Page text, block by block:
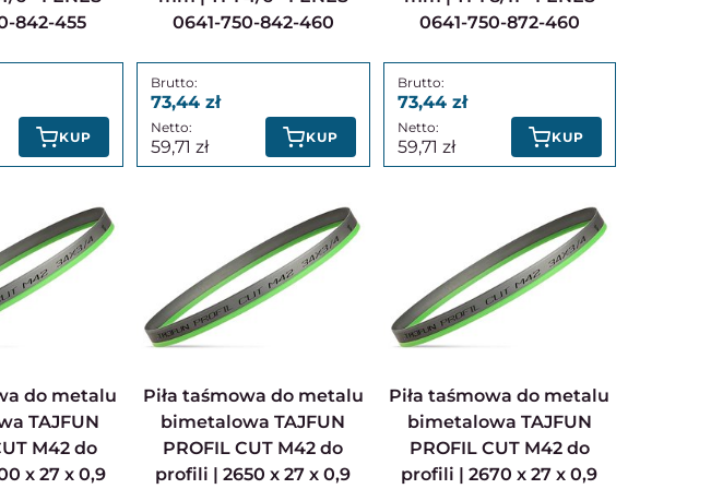
842-455
KUP
0641-750-842-460
73,44
59,71 KUP
0641-750-872-460
73,44
59,71 KUP
TAJFUN
M42 do
x 27 x 0,9
Piła taśmowa do metalu
bimetalowa TAJFUN
PROFIL CUT M42 do
profili | 2650 x 27 x 0,9
Piła taśmowa do metalu
bimetalowa TAJFUN
PROFIL CUT M42 do
profili | 2670 x 27 x 0,9